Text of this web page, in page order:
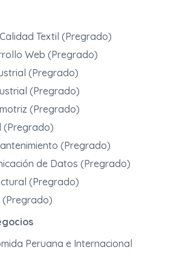
Textil (Pregrado)
Web (Pregrado)
(Pregrado)
(Pregrado)
(Pregrado)
(Pregrado)
(Pregrado)
de Datos (Pregrado)
(Pregrado)
(Pregrado)
Peruana e Internacional